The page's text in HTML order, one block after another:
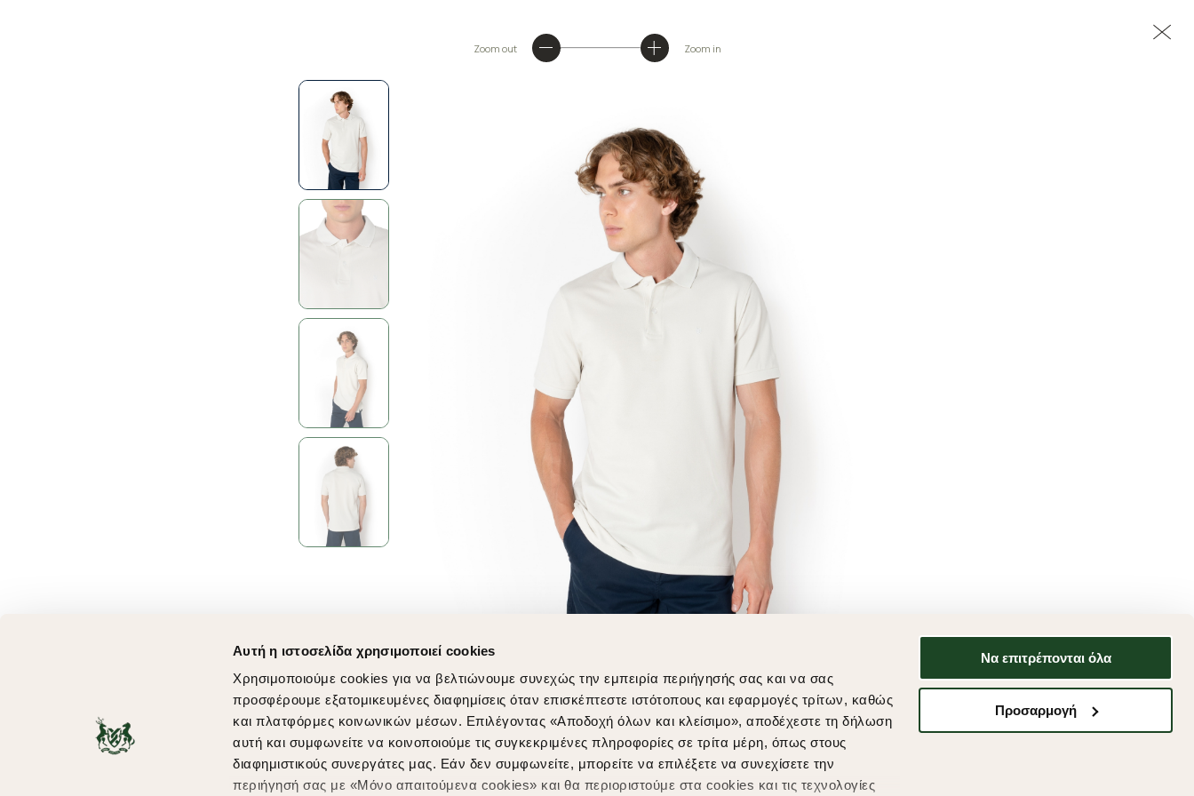
Αυτή η ιστοσελίδα χρησιμοποιεί cookies
Χρησιμοποιούμε cookies για να βελτιώνουμε συνεχώς την εμπειρία περιήγησής σας και να σας
προσφέρουμε εξατομικευμένες διαφημίσεις όταν επισκέπτεστε ιστότοπους και εφαρμογές τρίτων, καθώς
και πλατφόρμες κοινωνικών μέσων. Επιλέγοντας «Αποδοχή όλων και κλείσιμο», αποδέχεστε τη δήλωση
αυτή και συμφωνείτε να κοινοποιούμε τις συγκεκριμένες πληροφορίες σε τρίτα μέρη, όπως στους
διαφημιστικούς συνεργάτες μας. Εάν δεν συμφωνείτε, μπορείτε να επιλέξετε να συνεχίσετε την
περιήγησή σας με «Μόνο απαιτούμενα cookies» και θα περιοριστούμε στα cookies και τις τεχνολογίες
Να επιτρέπονται όλα
Προσαρμογή
Zoom out Zoom in